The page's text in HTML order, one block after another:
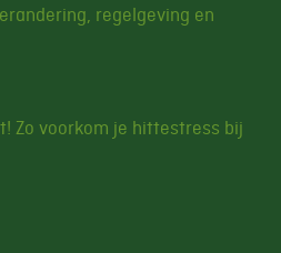
regelgeving en
Zo voorkom je hittestress bij